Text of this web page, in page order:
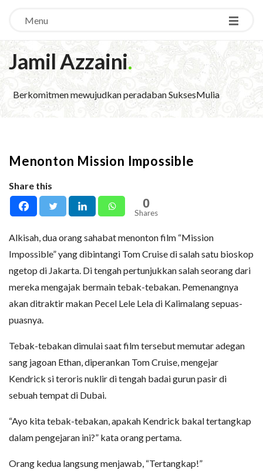
Menu
Jamil Azzaini.
Berkomitmen mewujudkan peradaban SuksesMulia
Menonton Mission Impossible
Share this
0
Shares
Alkisah, dua orang sahabat menonton film “Mission
Impossible” yang dibintangi Tom Cruise di salah satu bioskop
ngetop di Jakarta. Di tengah pertunjukkan salah seorang dari
mereka mengajak bermain tebak-tebakan. Pemenangnya
akan ditraktir makan Pecel Lele Lela di Kalimalang sepuas-
puasnya.
Tebak-tebakan dimulai saat film tersebut memutar adegan
sang jagoan Ethan, diperankan Tom Cruise, mengejar
Kendrick si teroris nuklir di tengah badai gurun pasir di
sebuah tempat di Dubai.
“Ayo kita tebak-tebakan, apakah Kendrick bakal tertangkap
dalam pengejaran ini?” kata orang pertama.
Orang kedua langsung menjawab, “Tertangkap!”